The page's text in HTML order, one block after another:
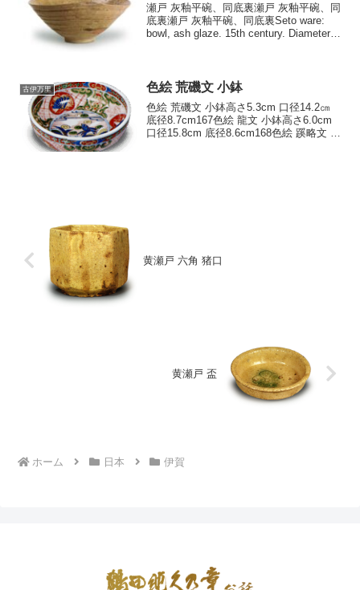
瀬戸 灰釉平碗、同底裏瀬戸 灰釉平碗、同
底裏瀬戸 灰釉平碗、同底裏Seto ware:
bowl, ash glaze. 15th century. Diameter
古伊万里 色絵 荒磯文 小鉢
色絵 荒磯文 小鉢高さ5.3cm 口径14.2㎝
底径8.7cm167色絵 龍文 小鉢高さ6.0cm
口径15.8cm 底径8.6cm168色絵 蹊略文 四
黄瀬戸 六角 猪口
黄瀬戸 盃
ホーム 日本 伊賀